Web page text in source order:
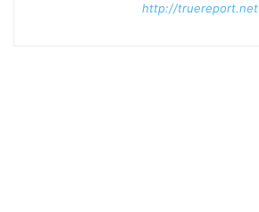
http://truereport.net